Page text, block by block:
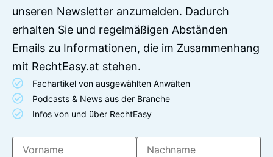
unseren Newsletter anzumelden. Dadurch
erhalten Sie und regelmäßigen Abständen
Emails zu Informationen, die im Zusammenhang
mit RechtEasy.at stehen.
Fachartikel von ausgewählten Anwälten
Podcasts & News aus der Branche
Infos von und über RechtEasy